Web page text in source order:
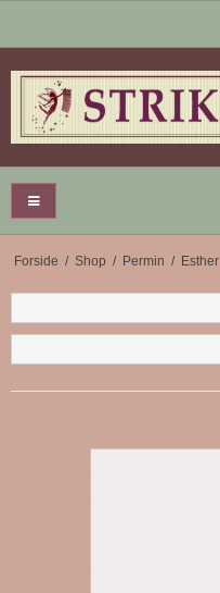
Forside / Shop / Permin / Esther